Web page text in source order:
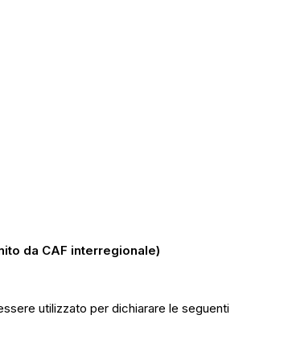
da CAF interregionale)
utilizzato per dichiarare le seguenti